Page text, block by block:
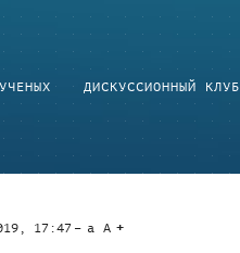
ДИСКУССИОННЫЙ КЛУБ
17:47 a A